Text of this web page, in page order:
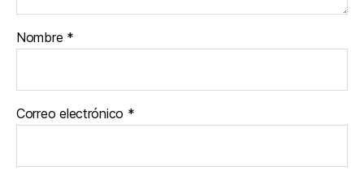
Nombre *
Correo electrónico *